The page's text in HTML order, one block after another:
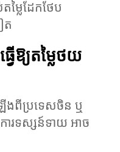
លៃដែកថែប
ត
ើឱ្យតម្លៃថយ
ើងពីប្រទេសចិន ឬ
ារទស្សន៍ទាយ អាច